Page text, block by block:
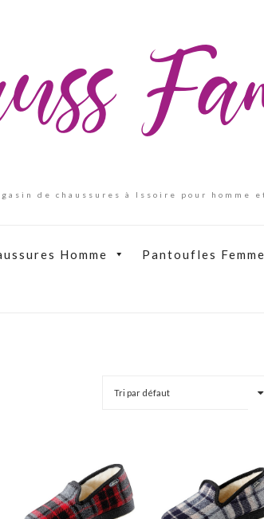
de chaussures à Issoire pour homme
Homme Pantoufles Femme